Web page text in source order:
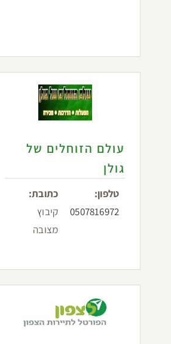
עולם הזוחלים של
גולן
טלפון:
0507816972
כתובת:
קיבוץ
מצובה